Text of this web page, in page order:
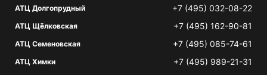
АТЦ Долгопрудный +7 (495) 032-08-22
АТЦ Щёлковская +7 (495) 162-90-81
АТЦ Семеновская +7 (495) 085-74-61
АТЦ Химки +7 (495) 989-21-31